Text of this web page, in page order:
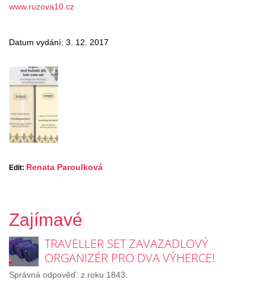
www.ruzova10.cz
Datum vydání: 3. 12. 2017
Edit: Renata Paroulková
Zajímavé
TRAVELLER SET ZAVAZADLOVÝ
ORGANIZÉR PRO DVA VÝHERCE!
Správná odpověď: z roku 1843.